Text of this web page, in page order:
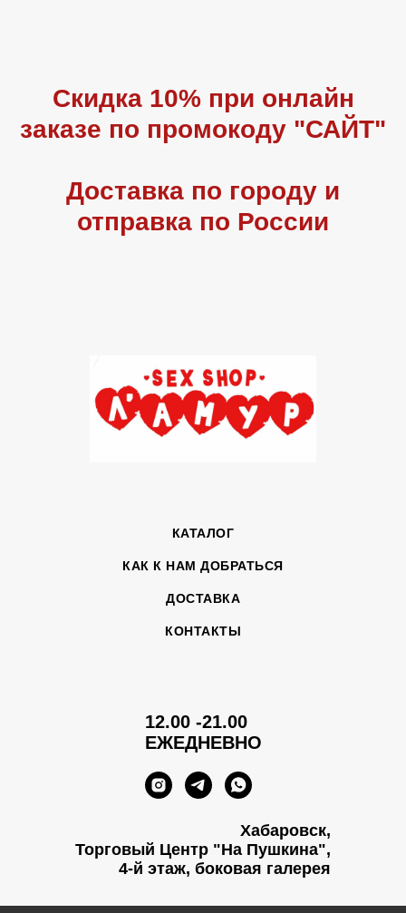
Скидка 10% при онлайн
заказе по промокоду "САЙТ"
Доставка по городу и
отправка по России
КАТАЛОГ
КАК К НАМ ДОБРАТЬСЯ
ДОСТАВКА
КОНТАКТЫ
12.00 -21.00
ЕЖЕДНЕВНО
Хабаровск,
Торговый Центр "На Пушкина",
4-й этаж, боковая галерея